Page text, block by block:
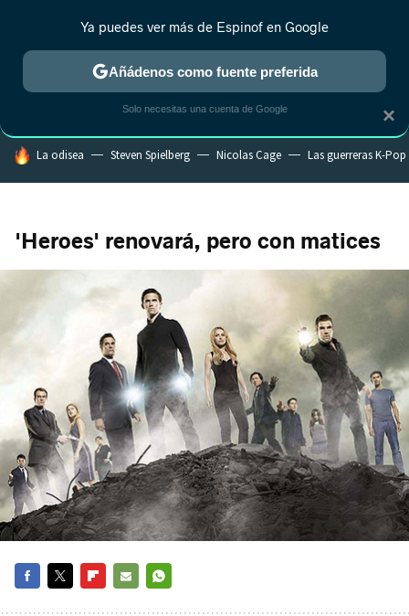
ESTRENOS REALITY ANIME RANKINGS CINE
HOY SE HABLA DE
La odisea Steven Spielberg Nicolas Cage Las guerreras K-Pop
'Heroes' renovará, pero con matices
×
Ya puedes ver más de Espinof en Google
Añádenos como fuente preferida
Solo necesitas una cuenta de Google